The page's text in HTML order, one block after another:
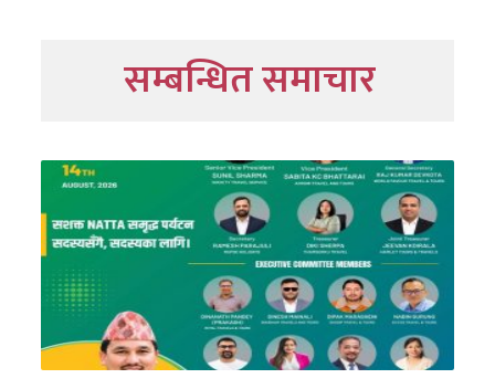
सम्बन्धित समाचार